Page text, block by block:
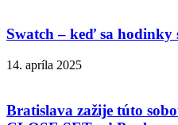
Swatch – keď sa hodinky
14. apríla 2025
Bratislava zažije túto